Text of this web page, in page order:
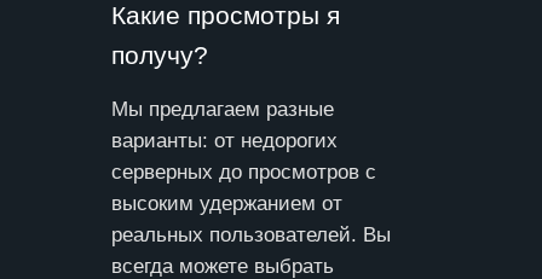
Какие просмотры я
получу?
Мы предлагаем разные
варианты: от недорогих
серверных до просмотров с
высоким удержанием от
реальных пользователей. Вы
всегда можете выбрать